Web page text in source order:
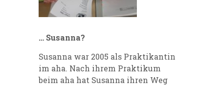
… Susanna?
Susanna war 2005 als Praktikantin
im aha. Nach ihrem Praktikum
beim aha hat Susanna ihren Weg